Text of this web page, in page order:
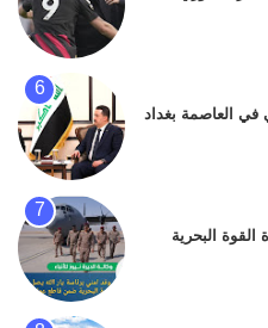
في العاصمة بغداد
القوة البحرية